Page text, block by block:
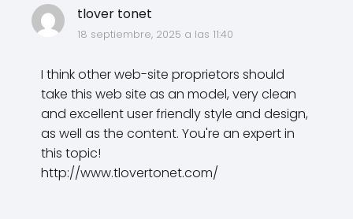
tlover tonet
18 septiembre, 2025 a las 11:40
I think other web-site proprietors should
take this web site as an model, very clean
and excellent user friendly style and design,
as well as the content. You're an expert in
this topic!
http://www.tlovertonet.com/